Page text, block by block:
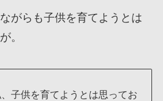
がらも子供を育てようとは
。
子供を育てようとは思ってお